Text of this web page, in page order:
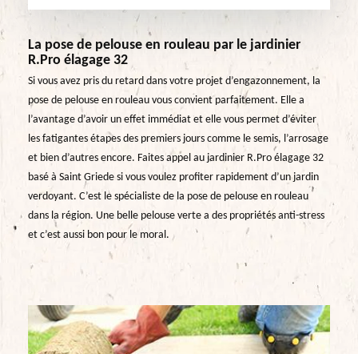
La pose de pelouse en rouleau par le jardinier
R.Pro élagage 32
Si vous avez pris du retard dans votre projet d’engazonnement, la
pose de pelouse en rouleau vous convient parfaitement. Elle a
l’avantage d’avoir un effet immédiat et elle vous permet d’éviter
les fatigantes étapes des premiers jours comme le semis, l’arrosage
et bien d’autres encore. Faites appel au jardinier R.Pro élagage 32
basé à Saint Griede si vous voulez profiter rapidement d’un jardin
verdoyant. C’est le spécialiste de la pose de pelouse en rouleau
dans la région. Une belle pelouse verte a des propriétés anti-stress
et c’est aussi bon pour le moral.